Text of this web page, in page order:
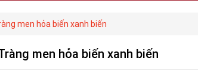
men hỏa biến xanh biến
men hỏa biến xanh biến